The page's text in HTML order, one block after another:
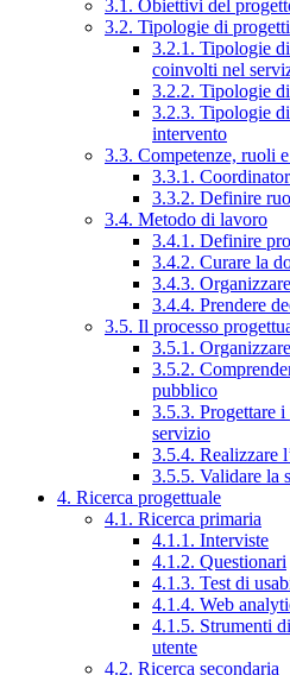
3.1. Obiettivi del
3.2. Tipologie di progetti
3.2.1. Tipologie
coinvolti nel
3.2.2. Tipologie
3.2.3. Tipologie
intervento
3.3. Competenze, ruoli
3.3.1.
3.3.2. Definire
3.4. Metodo di lavoro
3.4.1. Definire
3.4.2. Curare la
3.4.3.
3.4.4. Prendere
3.5. Il processo
3.5.1.
3.5.2.
pubblico
3.5.3. Progettare i
servizio
3.5.4. Realizzare
3.5.5. Validare la
4. Ricerca progettuale
4.1. Ricerca primaria
4.1.1. Interviste
4.1.2. Questionari
4.1.3. Test di
4.1.4. Web
4.1.5. Strumenti
utente
4.2. Ricerca secondaria